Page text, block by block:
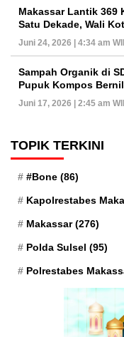
Makassar Lantik 369
Satu Dekade, Wali
Juni 24, 2026 | 4:34 am
Sampah Organik di
Pupuk Kompos
Juni 17, 2026 | 2:45 am
TOPIK TERKINI
#Bone (86)
Kapolrestabes
Makassar(276)
Polda Sulsel (95)
Polrestabes